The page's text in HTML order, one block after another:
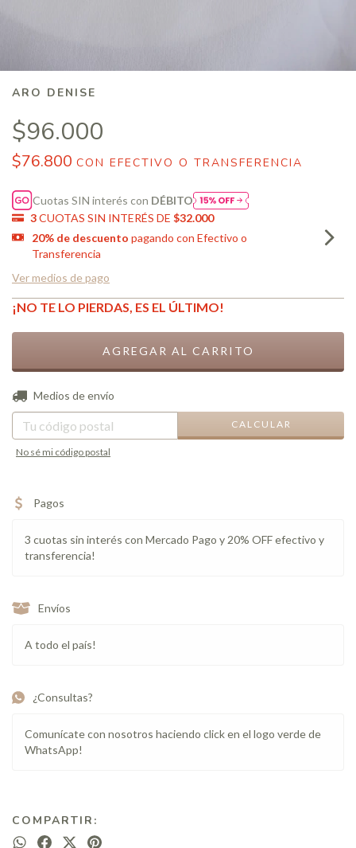
ARO DENISE
$96.000
$76.800 CON EFECTIVO O TRANSFERENCIA
Cuotas SIN interés con DÉBITO
3CUOTAS SIN INTERÉS DE $32.000
20% de descuento pagando con Efectivo o
Transferencia
Ver medios de pago
¡NO TE LO PIERDAS, ES EL ÚLTIMO!
Entregas para el CP:
Medios de envío
CALCULAR
No sé mi código postal
Pagos
3 cuotas sin interés con Mercado Pago y 20% OFF efectivo y
transferencia!
Envíos
A todo el país!
¿Consultas?
Comunícate con nosotros haciendo click en el logo verde de
WhatsApp!
COMPARTIR: